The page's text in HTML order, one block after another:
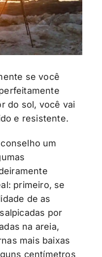
se você
do sol, você vai
e resistente.
um
primeiro, se
de as
por
na areia,
mais baixas
centímetros